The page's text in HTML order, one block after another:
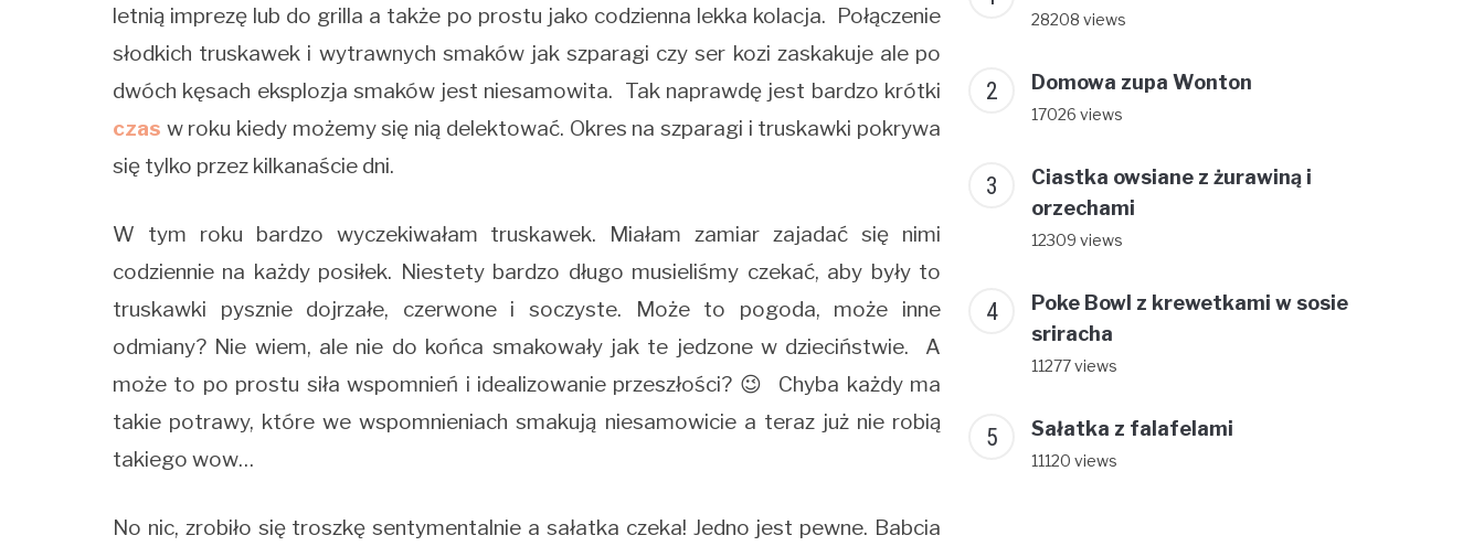
letnią imprezę lub do grilla a także po prostu jako codzienna lekka kolacja. Połączenie
słodkich truskawek i wytrawnych smaków jak szparagi czy ser kozi zaskakuje ale po
dwóch kęsach eksplozja smaków jest niesamowita. Tak naprawdę jest bardzo krótki
czas w roku kiedy możemy się nią delektować. Okres na szparagi i truskawki pokrywa
się tylko przez kilkanaście dni.
W tym roku bardzo wyczekiwałam truskawek. Miałam zamiar zajadać się nimi
codziennie na każdy posiłek. Niestety bardzo długo musieliśmy czekać, aby były to
truskawki pysznie dojrzałe, czerwone i soczyste. Może to pogoda, może inne
odmiany? Nie wiem, ale nie do końca smakowały jak te jedzone w dzieciństwie. A
może to po prostu siła wspomnień i idealizowanie przeszłości? 😉 Chyba każdy ma
takie potrawy, które we wspomnieniach smakują niesamowicie a teraz już nie robią
takiego wow…
No nic, zrobiło się troszkę sentymentalnie a sałatka czeka! Jedno jest pewne. Babcia
28208 views
Domowa zupa Wonton
17026 views
Ciastka owsiane z żurawiną i
orzechami
12309 views
Poke Bowl z krewetkami w sosie
sriracha
11277 views
Sałatka z falafelami
11120 views